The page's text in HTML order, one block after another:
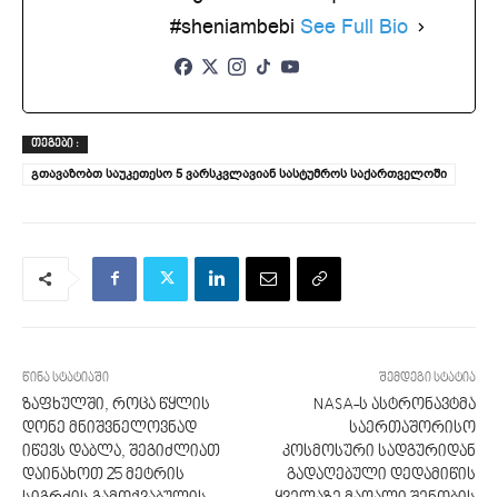
#sheniambebi See Full Bio
ᲗᲔᲒᲔᲑᲘ :
გთავაზობთ საუკეთესო 5 ვარსკვლავიან სასტუმროს საქართველოში
წინა სტატიაში
ზაფხულში, როცა წყლის
დონე მნიშვნელოვნად
იწევს დაბლა, შეგიძლიათ
დაინახოთ 25 მეტრის
შემდეგი სტატია
NASA-ს ასტრონავტმა
საერთაშორისო
კოსმოსური სადგურიდან
გადაღებული დედამიწის